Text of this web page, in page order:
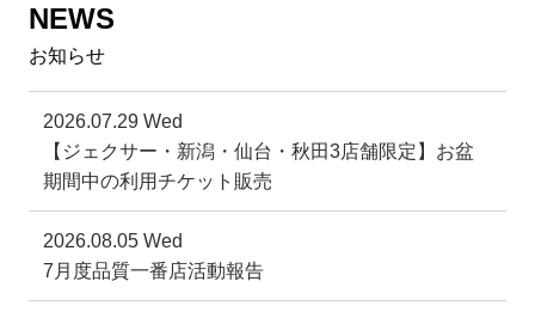
NEWS
お知らせ
2026.07.29 Wed
【ジェクサー・新潟・仙台・秋田3店舗限定】お盆
期間中の利用チケット販売
2026.08.05 Wed
7月度品質一番店活動報告